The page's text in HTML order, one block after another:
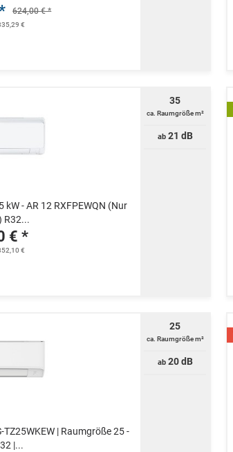
624,00 € *
€
- AR 12 RXFPEWQN (Nur
R32...
€ *
€
35
ca. Raumgröße m²
ab21 dB
| Raumgröße 25 -
|...
25
ca. Raumgröße m²
ab20 dB